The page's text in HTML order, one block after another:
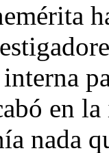
en
nada